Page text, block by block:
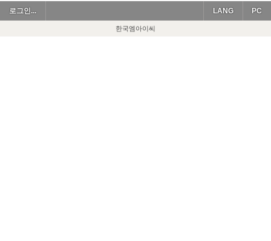
로그인... PC
LANG
한국엠아이씨